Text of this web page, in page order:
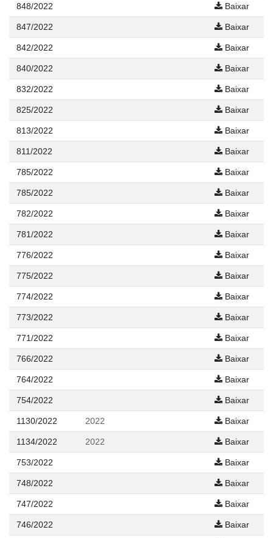
848/2022 Baixar
847/2022 Baixar
842/2022 Baixar
840/2022 Baixar
832/2022 Baixar
825/2022 Baixar
813/2022 Baixar
811/2022 Baixar
785/2022 Baixar
785/2022 Baixar
782/2022 Baixar
781/2022 Baixar
776/2022 Baixar
775/2022 Baixar
774/2022 Baixar
773/2022 Baixar
771/2022 Baixar
766/2022 Baixar
764/2022 Baixar
754/2022 Baixar
1130/2022 2022 Baixar
1134/2022 2022 Baixar
753/2022 Baixar
748/2022 Baixar
747/2022 Baixar
746/2022 Baixar